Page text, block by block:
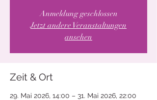
Anmeldung geschlossen
Jetzt andere Veranstaltungen
ansehen
Zeit & Ort
29. Mai 2026, 14:00 – 31. Mai 2026, 22:00